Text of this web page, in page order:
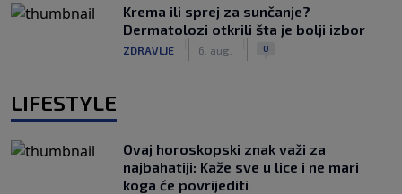
Krema ili sprej za sunčanje?
Dermatolozi otkrili šta je bolji izbor
ZDRAVLJE 6. aug. 0
LIFESTYLE
Ovaj horoskopski znak važi za
najbahatiji: Kaže sve u lice i ne mari
koga će povrijediti